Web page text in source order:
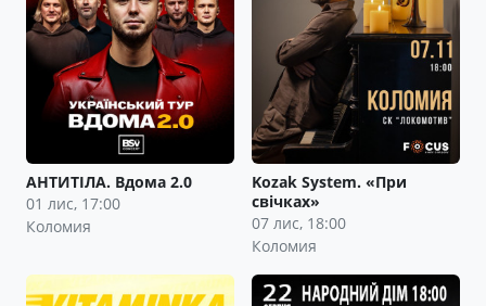
АНТИТІЛА. Вдома 2.0
01 лис, 17:00
Коломия
Kozak System. «При
свічках»
07 лис, 18:00
Коломия